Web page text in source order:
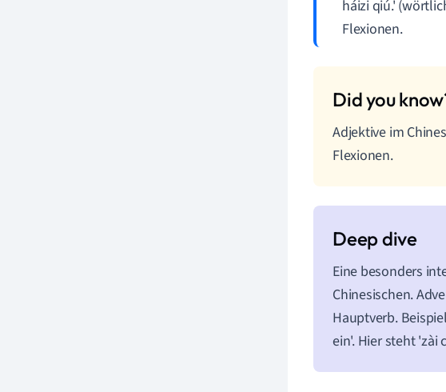
háizi qiú.'
Flexionen.
Adjektive im
Flexionen.
Eine besonders
Chinesischen.
Hauptverb.
ein'. Hier steht 'zài